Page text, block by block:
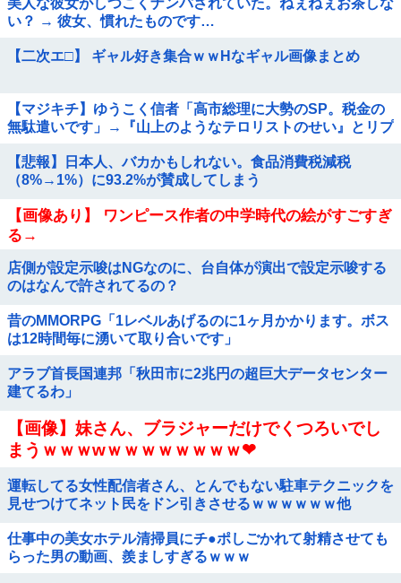
美人な彼女がしつこくナンパされていた。ねぇねぇお茶しな
い？ → 彼女、慣れたものです…
【二次エ□】 ギャル好き集合ｗｗHなギャル画像まとめ
【マジキチ】ゆうこく信者「高市総理に大勢のSP。税金の
無駄遣いです」→『山上のようなテロリストのせい』とリプ
【悲報】日本人、バカかもしれない。食品消費税減税
（8%→1%）に93.2%が賛成してしまう
【画像あり】 ワンピース作者の中学時代の絵がすごすぎ
る→
店側が設定示唆はNGなのに、台自体が演出で設定示唆する
のはなんで許されてるの？
昔のMMORPG「1レベルあげるのに1ヶ月かかります。ボス
は12時間毎に湧いて取り合いです」
アラブ首長国連邦「秋田市に2兆円の超巨大データセンター
建てるわ」
【画像】妹さん、ブラジャーだけでくつろいでし
まうｗｗｗwｗｗｗｗｗｗｗｗ❤
運転してる女性配信者さん、とんでもない駐車テクニックを
見せつけてネット民をドン引きさせるｗｗｗｗｗｗ他
仕事中の美女ホテル清掃員にチ●ポしごかれて射精させても
らった男の動画、羨ましすぎるｗｗｗ